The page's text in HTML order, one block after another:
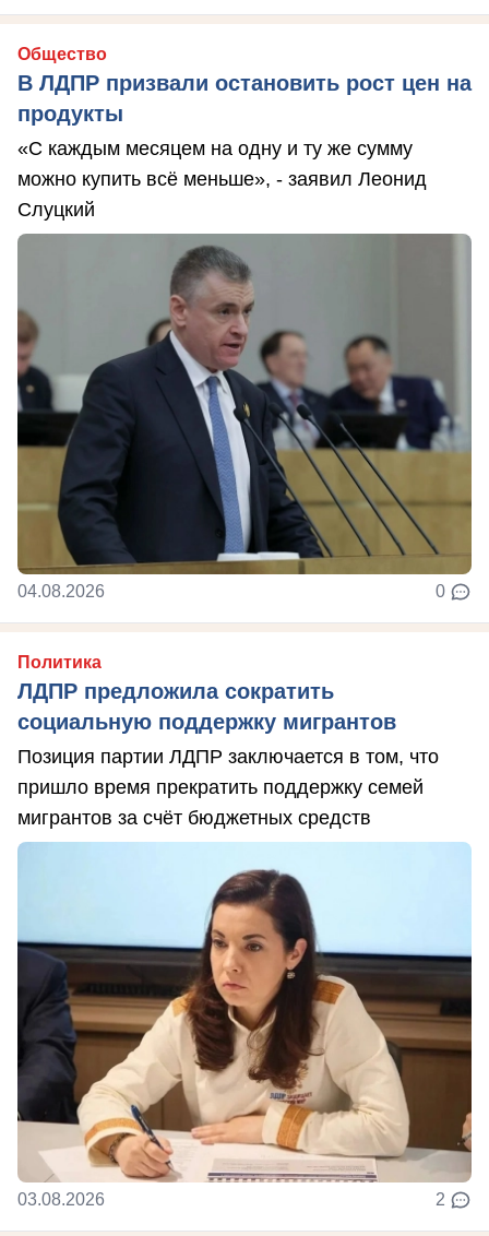
Общество
В ЛДПР призвали остановить рост цен на
продукты
«С каждым месяцем на одну и ту же сумму
можно купить всё меньше», - заявил Леонид
Слуцкий
04.08.2026 0
Политика
ЛДПР предложила сократить
социальную поддержку мигрантов
Позиция партии ЛДПР заключается в том, что
пришло время прекратить поддержку семей
мигрантов за счёт бюджетных средств
03.08.2026 2